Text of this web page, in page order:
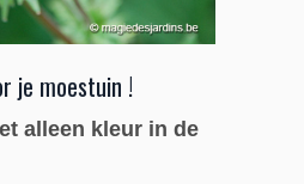
je moestuin !
alleen kleur in de